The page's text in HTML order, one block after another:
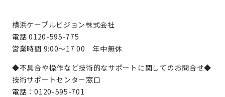
横浜ケーブルビジョン株式会社
電話 0120-595-775
営業時間 9:00～17:00 年中無休
◆不具合や操作など技術的なサポートに関してのお問合せ◆
技術サポートセンター窓口
電話：0120-595-701